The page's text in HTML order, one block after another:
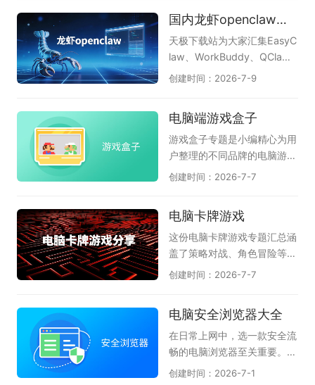
和DLL系统修复工具则专门解
决硬件驱动与系统报错等棘手
问题。这套工具合集以轻巧实
覆盖了从日常办公到系统维护
散软件，莫停之这套合集就能
帮助电脑保持稳定流畅的状
态，是非常值得常备的电脑工
畅。《火绒安全软件》作为主
力安全防护工具，以轻巧不卡
机、防御能力出色而备受好
评，能有效拦截木马病毒和流
上架应用均经过严格检测，杜
绝捆绑和恶意插件；《火绒强
力卸载》则专为清理顽固软件
除残留文件和注册表，释放磁
其职，从安全守护到软件管
理，形成了一套完整的电脑维
护方案。火绒安全软件还具备
能，全方位守护电脑安全。如
爽系统体验，这套火绒软件大
全便是非常理想的选择，强烈
推荐安装使用。
国内龙虾openclaw软件合集
天极下载站为大家汇集EasyC
law、WorkBuddy、QCla
w、LobsterAI有道龙虾、36
内主流龙虾工具，为您提供全
面的OpenClaw软件选择参
考，助力高效AI办公自动化。
特别是腾讯和360都已上线龙
伴赶紧下载体验吧。
创建时间：2026-7-9
电脑端游戏盒子
游戏盒子专题是小编精心为用
户整理的不同品牌的电脑游戏
盒子软件，它们是51游戏盒
游戏盒子、多玩我的世界盒子
等等；游戏盒子可以理解为游
戏工具或游戏助手，它可以将
好玩的小游戏、页游、网游汇
游戏资讯、游戏补丁、查游戏
数据等服务；给玩家最畅快的
体验。在这里的游戏盒子软件
求；感兴趣的朋友不要犹豫
创建时间：2026-7-7
电脑卡牌游戏
这份电脑卡牌游戏专题汇总涵
盖了策略对战、角色冒险等多
种玩法，天极软件专员为卡牌
石传说》作为经典之作，策略
深度强、竞技体系成熟；《月
圆之夜》以Roguelike卡牌玩
法构建独特剧情冒险体验；
创建时间：2026-7-7
电脑安全浏览器大全
在日常上网中，选一款安全流
畅的电脑浏览器至关重要。天
极这份合集整理了多款热门的
创建时间：2026-7-1